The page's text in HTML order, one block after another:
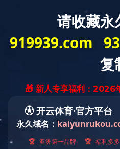
您的位置： 首页>